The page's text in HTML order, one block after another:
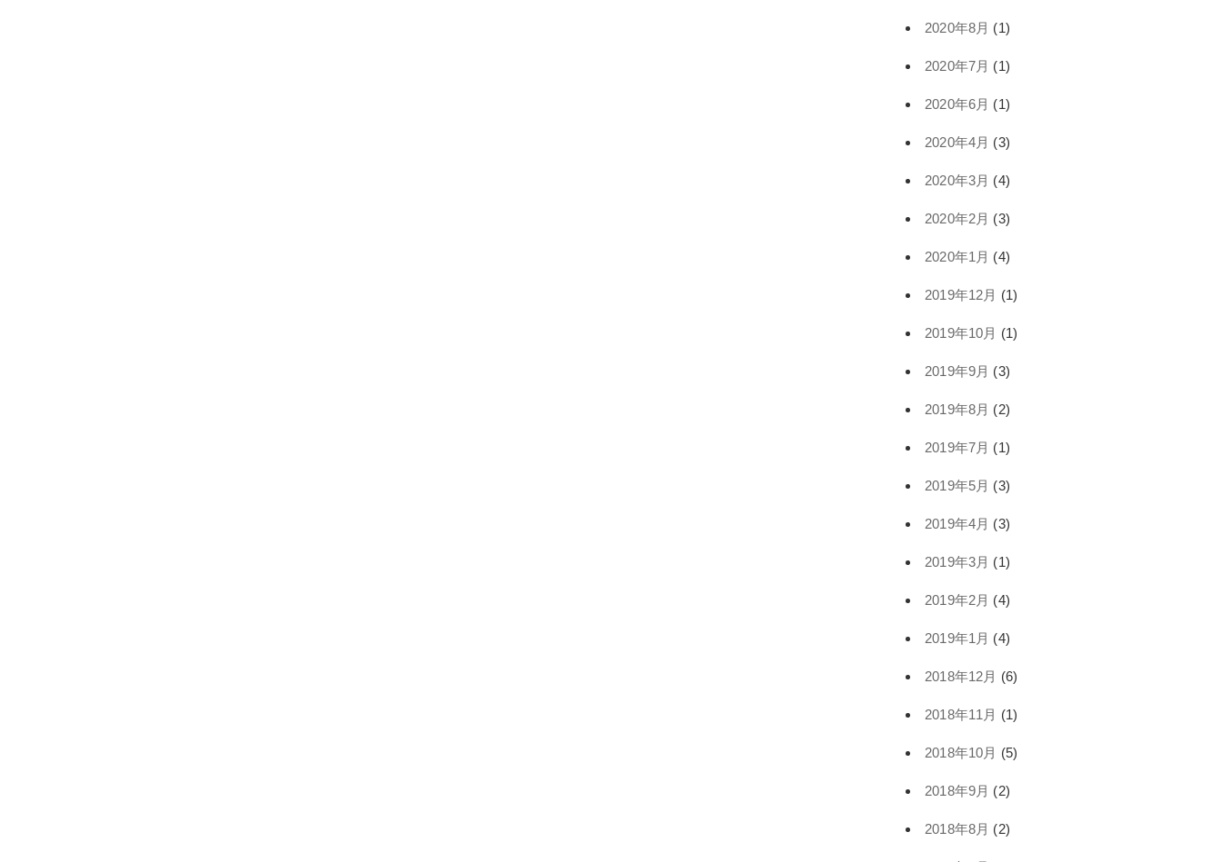
2020年8月 (1)
2020年7月 (1)
2020年6月 (1)
2020年4月 (3)
2020年3月 (4)
2020年2月 (3)
2020年1月 (4)
2019年12月 (1)
2019年10月 (1)
2019年9月 (3)
2019年8月 (2)
2019年7月 (1)
2019年5月 (3)
2019年4月 (3)
2019年3月 (1)
2019年2月 (4)
2019年1月 (4)
2018年12月 (6)
2018年11月 (1)
2018年10月 (5)
2018年9月 (2)
2018年8月 (2)